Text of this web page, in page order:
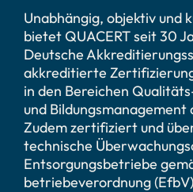
Unabhängig, objektiv und
bietet QUACERT seit 30
Deutsche
akkreditierte
in den Bereichen
und Bildungsmanagement
Zudem zertifiziert und
technische
Entsorgungsbetriebe
betriebe­verordnung